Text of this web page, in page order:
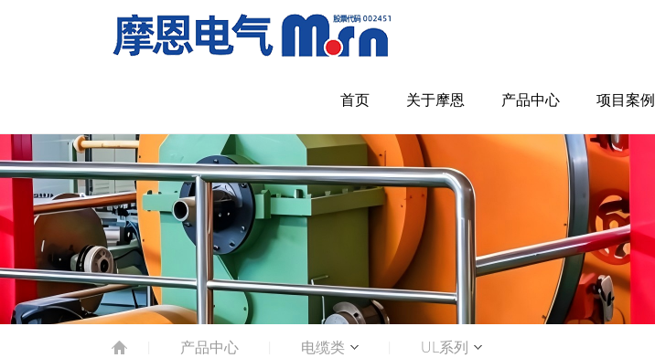
首页 关于摩恩 产品中心 项目案例
产品中心 电缆类 UL系列